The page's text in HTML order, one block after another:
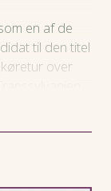
en af de
til den titel
over
på en